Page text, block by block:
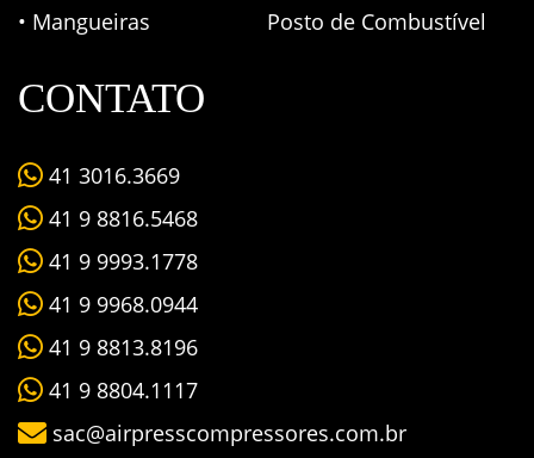
• Mangueiras
Posto de Combustível
CONTATO
41 3016.3669
41 9 8816.5468
41 9 9993.1778
41 9 9968.0944
41 9 8813.8196
41 9 8804.1117
sac@airpresscompressores.com.br